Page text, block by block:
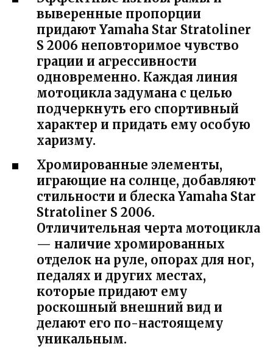
выверенные пропорции
придают Yamaha Star Stratoliner
S 2006 неповторимое чувство
грации и агрессивности
одновременно. Каждая линия
мотоцикла задумана с целью
подчеркнуть его спортивный
характер и придать ему особую
харизму.
Хромированные элементы,
играющие на солнце, добавляют
стильности и блеска Yamaha Star
Stratoliner S 2006.
Отличительная черта мотоцикла
— наличие хромированных
отделок на руле, опорах для ног,
педалях и других местах,
которые придают ему
роскошный внешний вид и
делают его по-настоящему
уникальным.